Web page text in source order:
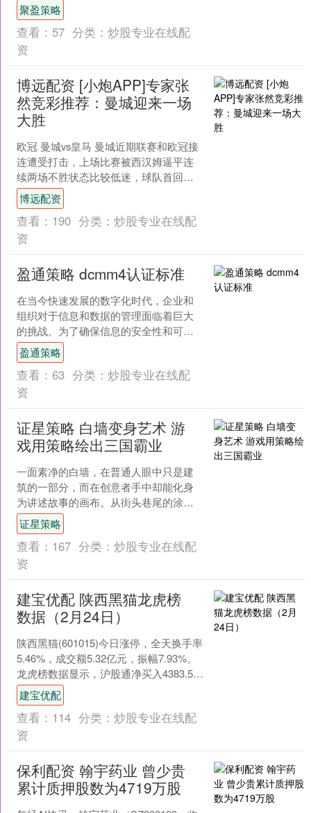
经典风味！ 8A 等级，壳薄....
聚盈策略
查看： 57 分类： 炒股专业在线配
资
博远配资 [小炮APP]专家张
然竞彩推荐：曼城迎来一场
大胜
欧冠 曼城vs皇马 曼城近期联赛和欧冠接
连遭受打击，上场比赛被西汉姆逼平连
续两场不胜状态比较低迷，球队首回合
客场0-3惨败对手，本场比赛想要翻盘难
度较大，不过其....
博远配资
查看： 190 分类： 炒股专业在线配
资
盈通策略 dcmm4认证标准
在当今快速发展的数字化时代，企业和
组织对于信息和数据的管理面临着巨大
的挑战。为了确保信息的安全性和可靠
性，各行各业纷纷寻求各种认证标准来
提升自身的管理水平和信任....
盈通策略
查看： 63 分类： 炒股专业在线配
资
证星策略 白墙变身艺术 游
戏用策略绘出三国霸业
一面素净的白墙，在普通人眼中只是建
筑的一部分，而在创意者手中却能化身
为讲述故事的画布。从街头巷尾的涂鸦
艺术到家居空间的个性墙绘，这种将空
白赋予灵魂的创作过程，本....
证星策略
查看： 167 分类： 炒股专业在线配
资
建宝优配 陕西黑猫龙虎榜
数据（2月24日）
陕西黑猫(601015)今日涨停，全天换手率
5.46%，成交额5.32亿元，振幅7.93%。
龙虎榜数据显示，沪股通净买入4383.50
万元，营业部席位合计净买入....
建宝优配
查看： 114 分类： 炒股专业在线配
资
保利配资 翰宇药业 曾少贵
累计质押股数为4719万股